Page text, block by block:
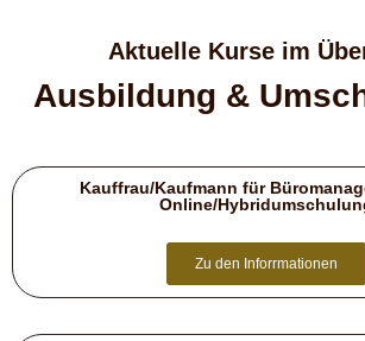
Aktuelle Kurse im
Ausbildung &
Kauffrau/Kaufmann für
Online/
Zu den Inforrmationen